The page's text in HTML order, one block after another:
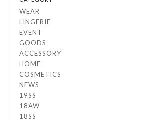
WEAR
LINGERIE
EVENT
GOODS
ACCESSORY
HOME
COSMETICS
NEWS
19SS
18AW
18SS